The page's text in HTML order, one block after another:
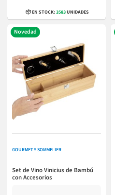
📦 EN STOCK:3583UNIDADES
Novedad
GOURMET Y SOMMELIER
Set de Vino Vinicius de Bambú
con Accesorios